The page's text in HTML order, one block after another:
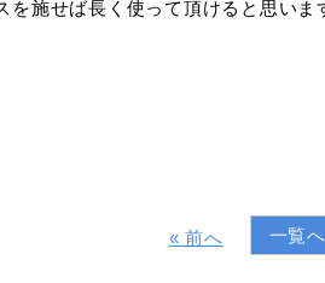
施せば長く使って頂けると思いま
« 前へ 一覧へ